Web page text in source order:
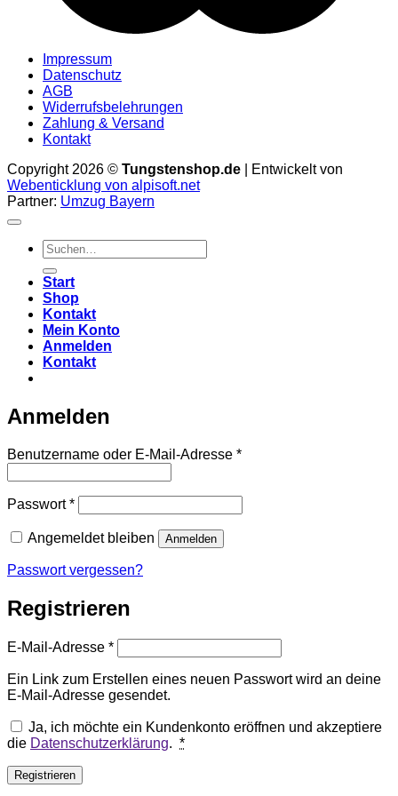
Impressum
Datenschutz
AGB
Widerrufsbelehrungen
Zahlung & Versand
Kontakt
Copyright 2026 © Tungstenshop.de | Entwickelt von
Webenticklung von alpisoft.net
Partner: Umzug Bayern
Suche
nach:
Start
Shop
Kontakt
Mein Konto
Anmelden
Kontakt
Anmelden
Benutzername oder E-Mail-Adresse *Erforderlich
Passwort*Erforderlich
Angemeldet bleiben Anmelden
Passwort vergessen?
Registrieren
E-Mail-Adresse *Erforderlich
Ein Link zum Erstellen eines neuen Passwort wird an deine
E-Mail-Adresse gesendet.
Ja, ich möchte ein Kundenkonto eröffnen und akzeptiere
die Datenschutzerklärung. *
Registrieren